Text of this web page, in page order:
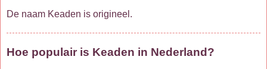
De naam Keaden is origineel.
Hoe populair is Keaden in Nederland?